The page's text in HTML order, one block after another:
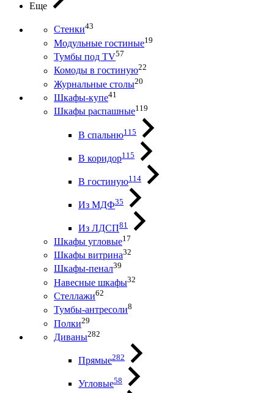
Еще
Стенки43
Модульные гостиные19
Тумбы под ТV57
Комоды в гостиную22
Журнальные столы20
Шкафы-купе41
Шкафы распашные119
В спальню115
В коридор115
В гостиную114
Из МДФ35
Из ЛДСП81
Шкафы угловые17
Шкафы витрина32
Шкафы-пенал39
Навесные шкафы32
Стеллажи62
Тумбы-антресоли8
Полки29
Диваны282
Прямые282
Угловые58